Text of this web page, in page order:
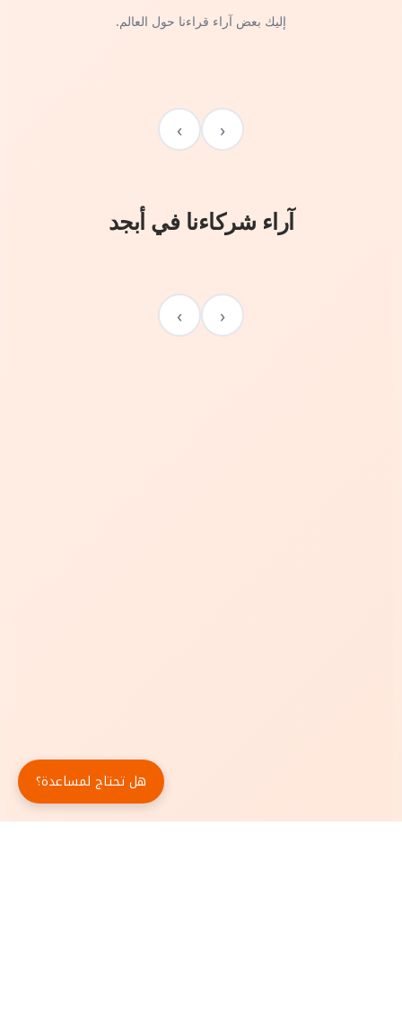
إليك بعض آراء قراءنا حول العالم.
‹
›
آراء شركاءنا في أبجد
‹
›
هل تحتاج لمساعدة؟